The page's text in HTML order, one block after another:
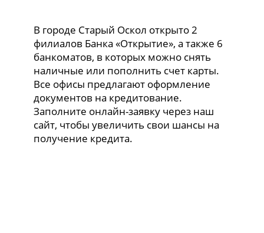
В городе Старый Оскол открыто 2
филиалов Банка «Открытие», а также 6
банкоматов, в которых можно снять
наличные или пополнить счет карты.
Все офисы предлагают оформление
документов на кредитование.
Заполните онлайн-заявку через наш
сайт, чтобы увеличить свои шансы на
получение кредита.